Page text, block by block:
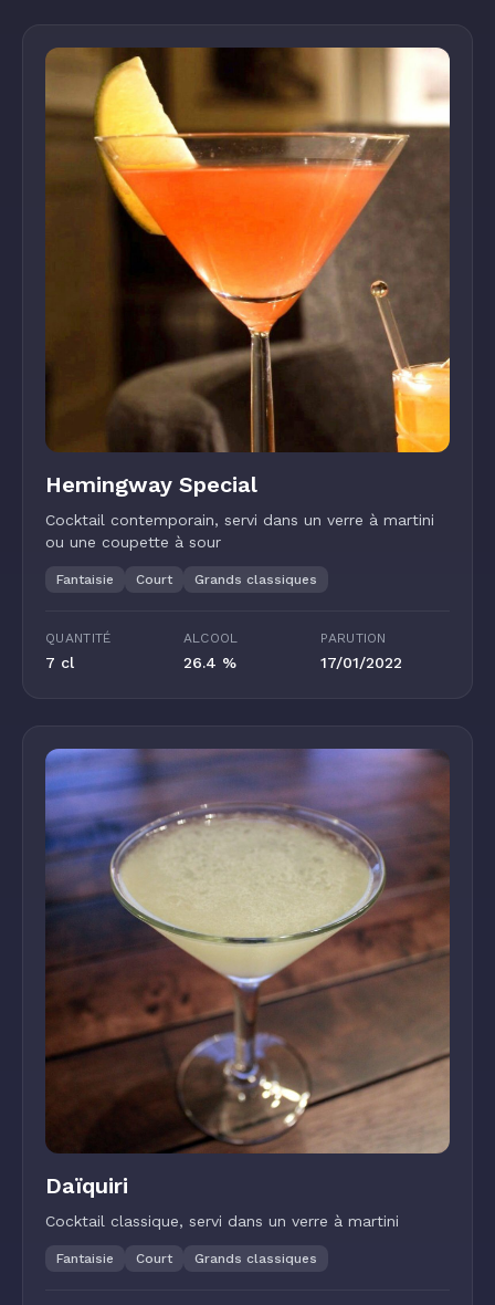
Hemingway Special
Cocktail contemporain, servi dans un verre à martini
ou une coupette à sour
Fantaisie Court Grands classiques
QUANTITÉ
7 cl
ALCOOL
26.4 %
PARUTION
17/01/2022
Daïquiri
Cocktail classique, servi dans un verre à martini
Fantaisie Court Grands classiques